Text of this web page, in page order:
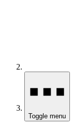
Toggle menu